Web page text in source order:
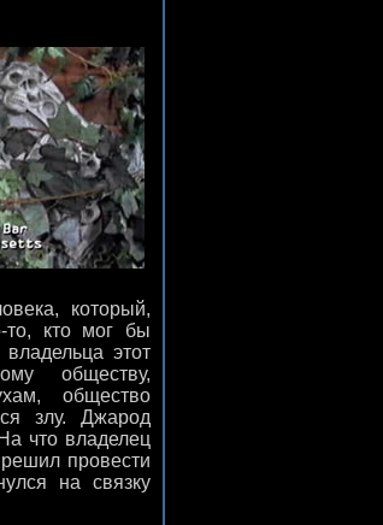
который,
то, кто мог бы
этот
обществу,
общество
злу. Джарод
что владелец
провести
на связку